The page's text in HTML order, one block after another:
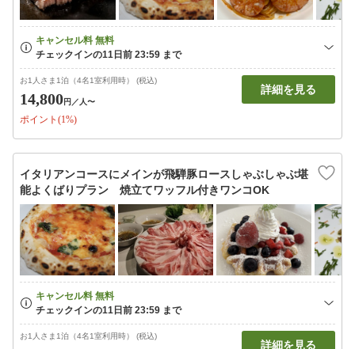
お1人さま1泊（4名1室利用時） (税込)
14,800円 ／人〜
ポイント(1%)
詳細を見る
イタリアンコースにメインが飛騨豚ロースしゃぶしゃぶ堪
能よくばりプラン 焼立てワッフル付きワンコOK
お1人さま1泊（4名1室利用時） (税込)
詳細を見る